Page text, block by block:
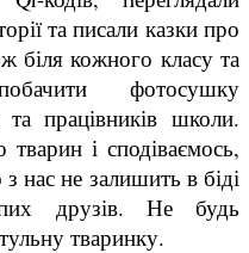
та писали казки про
біля кожного класу та
фотосушку
та працівників школи.
і сподіваємось,
нас не залишить в біді
друзів. Не будь
тваринку.